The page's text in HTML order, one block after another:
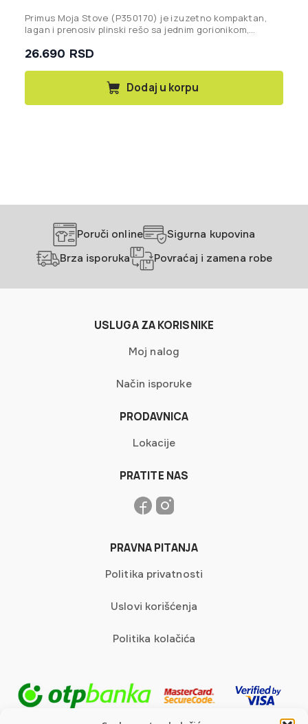
26.690 RSD
Primus Moja Stove (P350170) je izuzetno kompaktan,
lagan i prenosiv plinski rešo sa jednim gorionikom,
čamcu, kao i za upotrebu kao dodatni gorionik uz roštilj.
Dodaj u korpu
Poruči online
Sigurna kupovina
Brza isporuka
Povraćaj i zamena robe
USLUGA ZA KORISNIKE
Moj nalog
Način isporuke
PRODAVNICA
Lokacije
PRATITE NAS
PRAVNA PITANJA
Politika privatnosti
Uslovi korišćenja
Politika kolačića